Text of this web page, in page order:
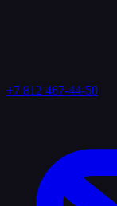
+7 812 467-44-50